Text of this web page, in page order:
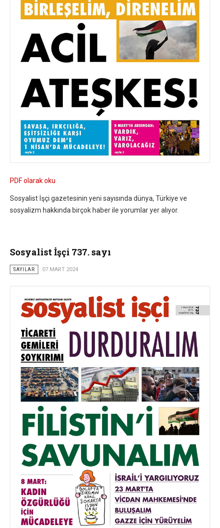
PDF olarak oku
Sosyalist İşçi gazetesinin yeni sayısında dünya, Türkiye ve
sosyalizm hakkında birçok haber ile yorumlar yer alıyor.
Sosyalist İşçi 737. sayı
SAYILAR 07 MART 2024